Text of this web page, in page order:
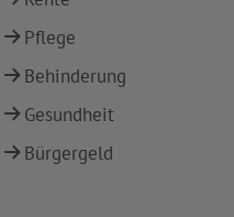
Pflege
Behinderung
Gesundheit
Bürgergeld